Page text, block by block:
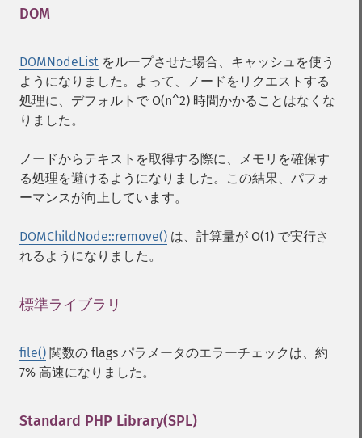
DOM
DOMNodeList をループさせた場合、キャッシュを使う
ようになりました。よって、ノードをリクエストする
処理に、デフォルトで O(n^2) 時間かかることはなくな
りました。
ノードからテキストを取得する際に、メモリを確保す
る処理を避けるようになりました。この結果、パフォ
ーマンスが向上しています。
DOMChildNode::remove() は、計算量が O(1) で実行さ
れるようになりました。
標準ライブラリ
file() 関数の flags パラメータのエラーチェックは、約
7% 高速になりました。
Standard PHP Library(SPL)